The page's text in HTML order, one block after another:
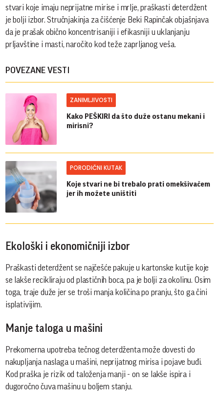
stvari koje imaju neprijatne mirise i mrlje, praškasti deterdžent
je bolji izbor. Stručnjakinja za čišćenje Beki Rapinčak objašnjava
da je prašak obično koncentrisaniji i efikasniji u uklanjanju
prljavštine i masti, naročito kod teže zaprljanog veša.
POVEZANE VESTI
ZANIMLJIVOSTI
Kako PEŠKIRI da što duže ostanu mekani i
mirisni?
PORODIČNI KUTAK
Koje stvari ne bi trebalo prati omekšivačem
jer ih možete uništiti
Ekološki i ekonomičniji izbor
Praškasti deterdžent se najčešće pakuje u kartonske kutije koje
se lakše recikliraju od plastičnih boca, pa je bolji za okolinu. Osim
toga, traje duže jer se troši manja količina po pranju, što ga čini
isplativijim.
Manje taloga u mašini
Prekomerna upotreba tečnog deterdženta može dovesti do
nakupljanja naslaga u mašini, neprijatnog mirisa i pojave buđi.
Kod praška je rizik od taloženja manji - on se lakše ispira i
dugoročno čuva mašinu u boljem stanju.